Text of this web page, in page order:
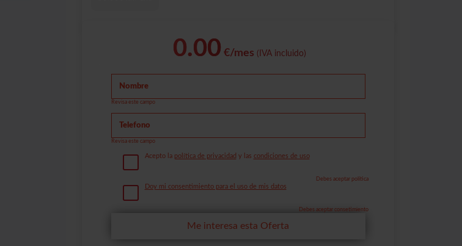
0.00 €/mes (IVA incluido)
Revisa este campo
Revisa este campo
Acepto la política de privacidad y las condiciones de uso
Debes aceptar política
Doy mi consentimiento para el uso de mis datos
Debes aceptar consetimiento
Me interesa esta Oferta